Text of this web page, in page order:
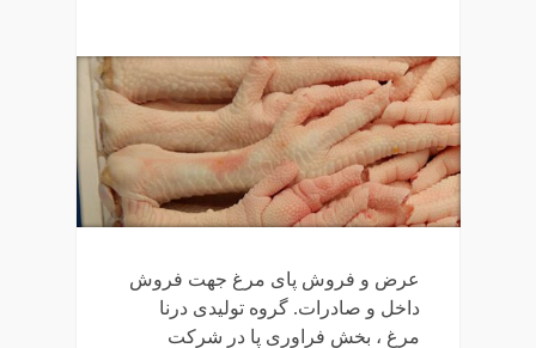
عرض و فروش پای مرغ جهت فروش
داخل و صادرات. گروه تولیدی درنا
مرغ ، بخش فراوری پا در شرکت